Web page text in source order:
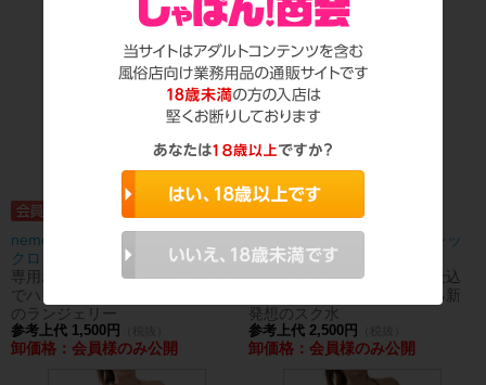
nemo ローターポケット付きマイ
クロビキ...
専用ポケットにローターを仕込ん
でハンズフリーで楽しめる新発想
のランジェリー
参考上代 1,500円
卸価格：会員様のみ公開
【欠品中】nemoP 3シークレッ
トポケット...
専用ポケットにローターを仕込
んでハンズフリーで楽しめる新
発想のスク水
参考上代 2,500円
卸価格：会員様のみ公開